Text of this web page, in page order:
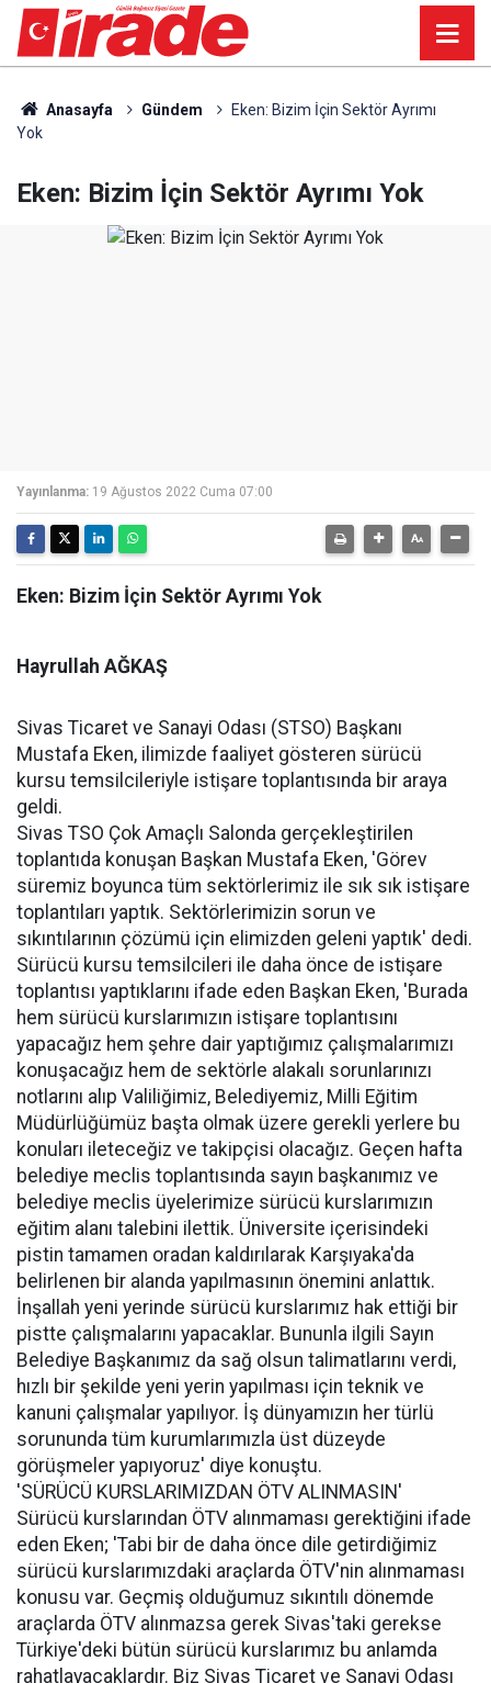
Anasayfa Gündem
Eken: Bizim İçin Sektör Ayrımı
Yok
Eken: Bizim İçin Sektör Ayrımı Yok
Yayınlanma: 19 Ağustos 2022 Cuma 07:00
Eken: Bizim İçin Sektör Ayrımı Yok
Hayrullah AĞKAŞ
Sivas Ticaret ve Sanayi Odası (STSO) Başkanı
Mustafa Eken, ilimizde faaliyet gösteren sürücü
kursu temsilcileriyle istişare toplantısında bir araya
geldi.
Sivas TSO Çok Amaçlı Salonda gerçekleştirilen
toplantıda konuşan Başkan Mustafa Eken, 'Görev
süremiz boyunca tüm sektörlerimiz ile sık sık istişare
toplantıları yaptık. Sektörlerimizin sorun ve
sıkıntılarının çözümü için elimizden geleni yaptık' dedi.
Sürücü kursu temsilcileri ile daha önce de istişare
toplantısı yaptıklarını ifade eden Başkan Eken, 'Burada
hem sürücü kurslarımızın istişare toplantısını
yapacağız hem şehre dair yaptığımız çalışmalarımızı
konuşacağız hem de sektörle alakalı sorunlarınızı
notlarını alıp Valiliğimiz, Belediyemiz, Milli Eğitim
Müdürlüğümüz başta olmak üzere gerekli yerlere bu
konuları ileteceğiz ve takipçisi olacağız. Geçen hafta
belediye meclis toplantısında sayın başkanımız ve
belediye meclis üyelerimize sürücü kurslarımızın
eğitim alanı talebini ilettik. Üniversite içerisindeki
pistin tamamen oradan kaldırılarak Karşıyaka'da
belirlenen bir alanda yapılmasının önemini anlattık.
İnşallah yeni yerinde sürücü kurslarımız hak ettiği bir
pistte çalışmalarını yapacaklar. Bununla ilgili Sayın
Belediye Başkanımız da sağ olsun talimatlarını verdi,
hızlı bir şekilde yeni yerin yapılması için teknik ve
kanuni çalışmalar yapılıyor. İş dünyamızın her türlü
sorununda tüm kurumlarımızla üst düzeyde
görüşmeler yapıyoruz' diye konuştu.
'SÜRÜCÜ KURSLARIMIZDAN ÖTV ALINMASIN'
Sürücü kurslarından ÖTV alınmaması gerektiğini ifade
eden Eken; 'Tabi bir de daha önce dile getirdiğimiz
sürücü kurslarımızdaki araçlarda ÖTV'nin alınmaması
konusu var. Geçmiş olduğumuz sıkıntılı dönemde
araçlarda ÖTV alınmazsa gerek Sivas'taki gerekse
Türkiye'deki bütün sürücü kurslarımız bu anlamda
rahatlayacaklardır. Biz Sivas Ticaret ve Sanayi Odası